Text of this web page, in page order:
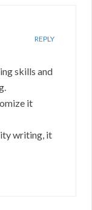
REPLY
skills and
it
writing, it